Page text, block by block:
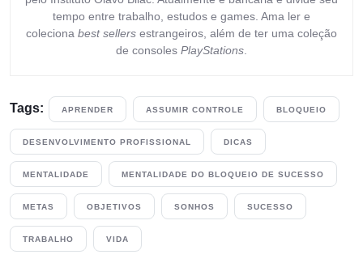
tempo entre trabalho, estudos e games. Ama ler e
coleciona best sellers estrangeiros, além de ter uma coleção
de consoles PlayStations
Tags: APRENDER ASSUMIR CONTROLE BLOQUEIO
DESENVOLVIMENTO PROFISSIONAL DICAS
MENTALIDADE MENTALIDADE DO BLOQUEIO DE SUCESSO
METAS OBJETIVOS SONHOS SUCESSO
TRABALHO VIDA